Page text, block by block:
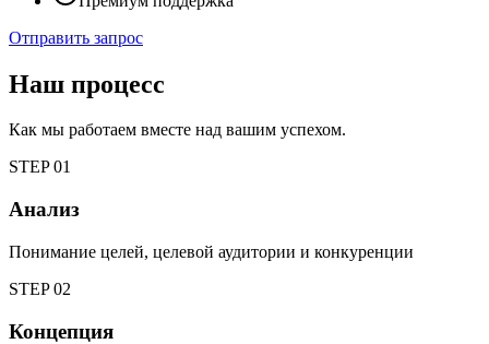
Отправить запрос
Наш процесс
Как мы работаем вместе над вашим успехом.
STEP01
Анализ
Понимание целей, целевой аудитории и конкуренции
STEP02
Концепция